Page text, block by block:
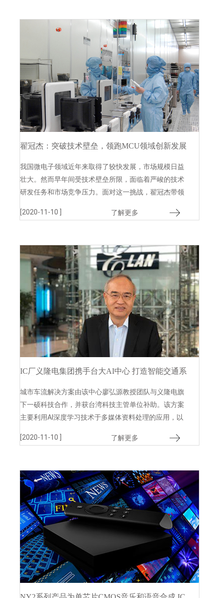
翟冠杰：突破技术壁垒，领跑MCU领域创新发展
我国微电子领域近年来取得了较快发展，市场规模日益
壮大。然而早年间受技术壁垒所限，面临着严峻的技术
研发任务和市场竞争压力。面对这一挑战，翟冠杰带领
题
了解更多
[2020-11-10 ]
IC厂义隆电集团携手台大AI中心 打造智能交通系
城市车流解决方案由该中心廖弘源教授团队与义隆电旗
下一硕科技合作，并获台湾科技主管单位补助。该方案
主要利用AI深度学习技术于多媒体资料处理的应用，以
像车流分析”进军国际
了解更多
[2020-11-10 ]